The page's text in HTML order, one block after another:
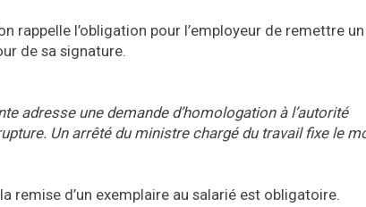
rappelle l’obligation pour l’employeur de remettre un
de sa signature.
adresse une demande d’homologation à l’autorité
Un arrêté du ministre chargé du travail fixe le
remise d’un exemplaire au salarié est obligatoire.